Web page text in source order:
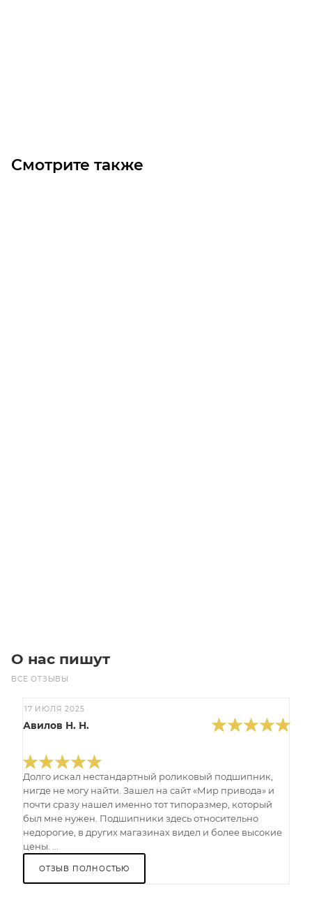
Смотрите также
О нас пишут
ВСЕ ОТЗЫВЫ
17 ИЮЛЯ 2025
Авилов Н. Н.
Долго искал нестандартный роликовый подшипник,
нигде не могу найти. Зашел на сайт «Мир привода» и
почти сразу нашел именно тот типоразмер, который
был мне нужен. Подшипники здесь относительно
недорогие, в других магазинах видел и более высокие
цены. ...
ОТЗЫВ ПОЛНОСТЬЮ